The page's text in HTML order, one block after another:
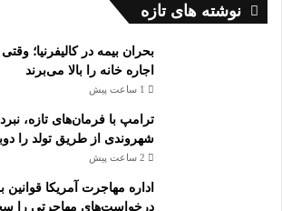
نوشته های تازه
بحران بیمه در کالیفرنیا؛
اجاره خانه را بالا می‌برند
1 ساعت پیش
ترامپ با فرمان‌های تازه،
شهروندی از طریق تولد را
2 ساعت پیش
اداره مهاجرت آمریکا
درخواست‌های مهاجرتی را